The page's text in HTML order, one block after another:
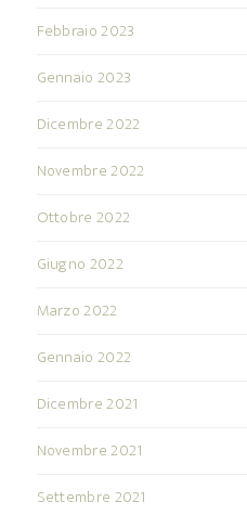
Febbraio 2023
Gennaio 2023
Dicembre 2022
Novembre 2022
Ottobre 2022
Giugno 2022
Marzo 2022
Gennaio 2022
Dicembre 2021
Novembre 2021
Settembre 2021